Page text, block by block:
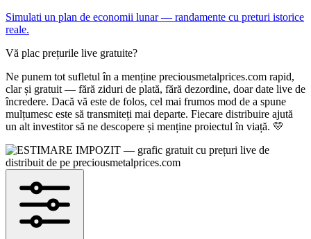
Simulati un plan de economii lunar — randamente cu preturi istorice
reale.
Vă plac prețurile live gratuite?
Ne punem tot sufletul în a menține preciousmetalprices.com rapid,
clar și gratuit — fără ziduri de plată, fără dezordine, doar date live de
încredere. Dacă vă este de folos, cel mai frumos mod de a spune
mulțumesc este să transmiteți mai departe. Fiecare distribuire ajută
un alt investitor să ne descopere și menține proiectul în viață. 💛